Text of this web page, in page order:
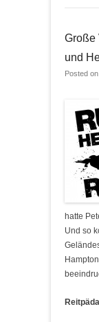
Große
und
Posted on
hatte
Und so